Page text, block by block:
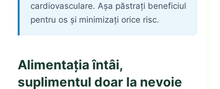
cardiovasculare. Așa păstrați beneficiul
pentru os și minimizați orice risc.
Alimentația întâi,
suplimentul doar la nevoie